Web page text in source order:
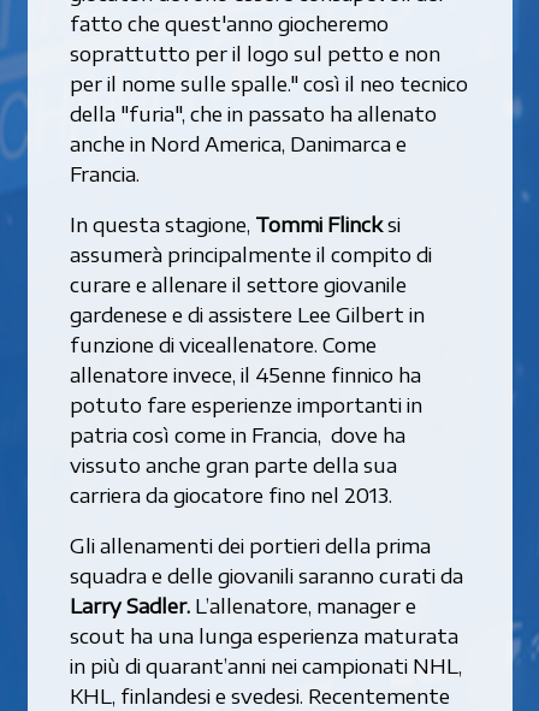
fatto che quest'anno giocheremo
soprattutto per il logo sul petto e non
per il nome sulle spalle." così il neo tecnico
della "furia", che in passato ha allenato
anche in Nord America, Danimarca e
Francia.
In questa stagione, Tommi Flincksi
assumerà principalmente il compito di
curare e allenare il settore giovanile
gardenese e di assistere Lee Gilbert in
funzione di viceallenatore. Come
allenatore invece, il 45enne finnico ha
potuto fare esperienze importanti in
patria così come in Francia, dove ha
vissuto anche gran parte della sua
carriera da giocatore fino nel 2013.
Gli allenamenti dei portieri della prima
squadra e delle giovanili saranno curati da
Larry Sadler.L’allenatore, manager e
scout ha una lunga esperienza maturata
in più di quarant’anni nei campionati NHL,
KHL, finlandesi e svedesi. Recentemente